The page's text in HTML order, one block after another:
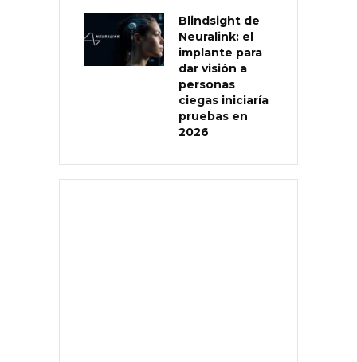
Blindsight de
Neuralink: el
implante para
dar visión a
personas
ciegas iniciaría
pruebas en
2026